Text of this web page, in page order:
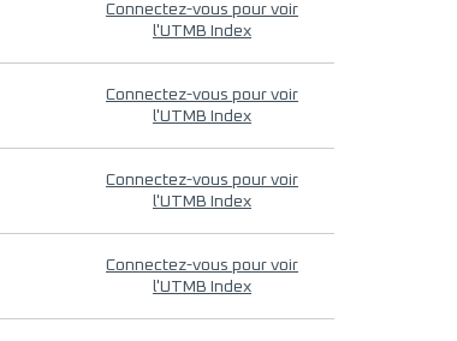
Connectez-vous pour voir
l'UTMB Index
Connectez-vous pour voir
l'UTMB Index
Connectez-vous pour voir
l'UTMB Index
Connectez-vous pour voir
l'UTMB Index